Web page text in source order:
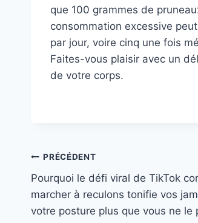
que 100 grammes de
consommation excessive
par jour, voire cinq une fois
Faites-vous plaisir avec un
de votre corps.
Navigation
de
l’article
PRÉCÉDENT
Pourquoi le défi viral de TikTok
marcher à reculons tonifie vos
votre posture plus que vous ne le